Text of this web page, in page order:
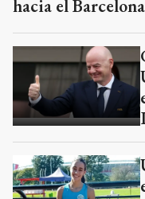
hacia el Barcelona